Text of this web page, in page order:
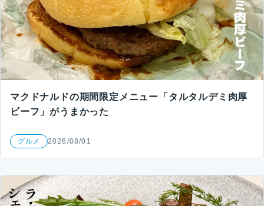
マクドナルドの期間限定メニュー「タルタルデミ肉厚
ビーフ」がうまかった
グルメ 2026/08/01